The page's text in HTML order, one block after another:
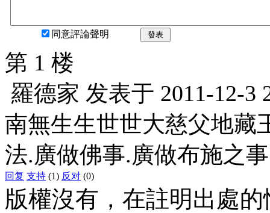
同意評論聲明 發表
第 1 楼
羅德家 发表于 2011-12-3
南無生生世世大慈父地藏
法.廣做佛事.廣做布施之
回复 支持 (1) 反对 (0)
版權沒有，在註明出處